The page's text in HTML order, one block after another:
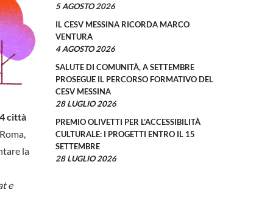
città
la
e
5 AGOSTO 2026
IL CESV MESSINA RICORDA MARCO
VENTURA
4 AGOSTO 2026
SALUTE DI COMUNITÀ, A SETTEMBRE
PROSEGUE IL PERCORSO FORMATIVO DEL
CESV MESSINA
28 LUGLIO 2026
PREMIO OLIVETTI PER L’ACCESSIBILITÀ
CULTURALE: I PROGETTI ENTRO IL 15
SETTEMBRE
28 LUGLIO 2026